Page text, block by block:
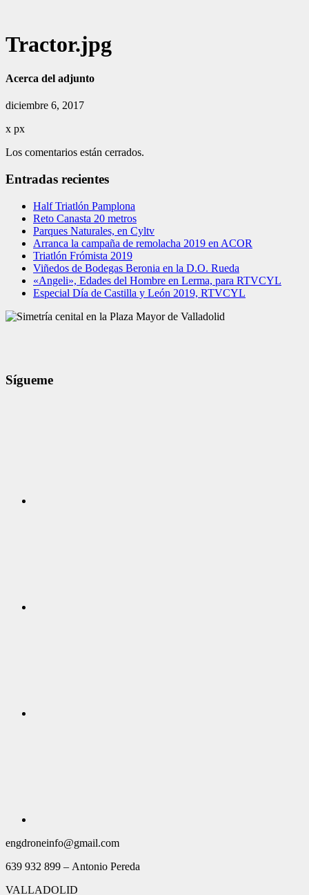
Tractor.jpg
Acerca del adjunto
diciembre 6, 2017
x px
Los comentarios están cerrados.
Entradas recientes
Half Triatlón Pamplona
Reto Canasta 20 metros
Parques Naturales, en Cyltv
Arranca la campaña de remolacha 2019 en ACOR
Triatlón Frómista 2019
Viñedos de Bodegas Beronia en la D.O. Rueda
«Angeli», Edades del Hombre en Lerma, para RTVCYL
Especial Día de Castilla y León 2019, RTVCYL
Sígueme
engdroneinfo@gmail.com
639 932 899 – Antonio Pereda
VALLADOLID